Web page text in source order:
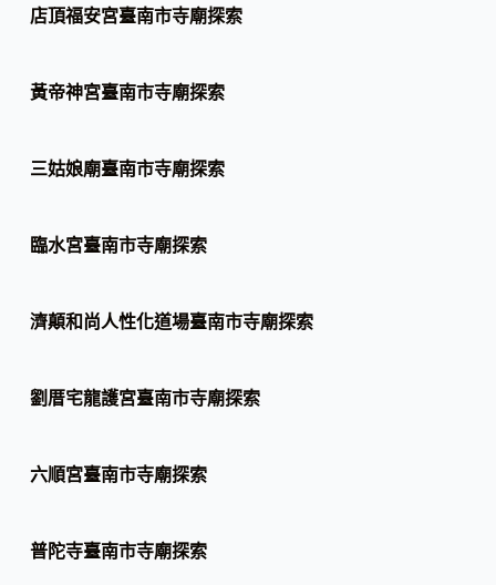
店頂福安宮臺南市寺廟探索
黃帝神宮臺南市寺廟探索
三姑娘廟臺南市寺廟探索
臨水宮臺南市寺廟探索
濟顛和尚人性化道場臺南市寺廟探索
劉厝宅龍護宮臺南市寺廟探索
六順宮臺南市寺廟探索
普陀寺臺南市寺廟探索